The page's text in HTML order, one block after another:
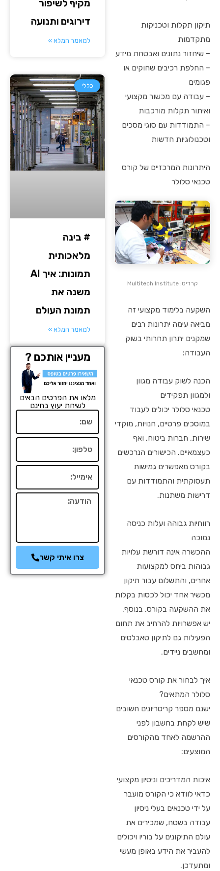
תיקון תקלות וטכניקות
מתקדמות
– שיחזור נתונים ואבטחת מידע
– החלפת רכיבים שחוקים או
פגומים
– עבודה עם מכשור מקצועי
ואיתור תקלות מורכבות
– התמודדות עם סוגי מסכים
וטכנולוגיות חדשות
היתרונות המרכזיים של קורס
טכנאי סלולר
קרדיט: Multitech Institute
השקעה בלימוד מקצועי זה
מביאה עימה יתרונות רבים
שמקנים יתרון תחרותי בשוק
העבודה:
הכנה לשוק עבודה מגוון
ולמגוון תפקידים
טכנאי סלולר יכולים לעבוד
במוסכים פרטיים, חנויות, מוקדי
שירות, חברות ביטוח, ואף
כעצמאיים. הכישורים הנרכשים
בקורס מאפשרים גמישות
תעסוקתית והתמודדות עם
דרישות משתנות.
רווחיות גבוהה ועלות כניסה
נמוכה
ההכשרה אינה דורשת עלויות
גבוהות ביחס למקצועות
אחרים, והתשלום עבור תיקון
מכשיר אחד יכול לכסות בקלות
את ההשקעה בקורס. בנוסף,
יש אפשרויות להרחיב את תחום
הפעילות גם לתיקון טאבלטים
ומחשבים ניידים.
איך לבחור את קורס טכנאי
סלולר המתאים?
ישנם מספר קריטריונים חשובים
שיש לקחת בחשבון לפני
ההרשמה לאחד מהקורסים
המוצעים:
איכות המדריכים וניסיון מקצועי
כדאי לוודא כי הקורס מועבר
על ידי טכנאים בעלי ניסיון
עבודה בשטח, שמכירים את
עולם התיקונים על בוריו ויכולים
להעביר את הידע באופן מעשי
ומתעדכן.
מקיף לשיפור
דירוגים ותנועה
למאמר המלא »
כללי
# בינה
מלאכותית
תמונות: איך AI
משנה את
תמונת העולם
למאמר המלא »
מעניין אותכם ?
מלאו את הפרטים הבאים
לשיחת יעוץ בחינם
הודעה
צרו איתי קשר